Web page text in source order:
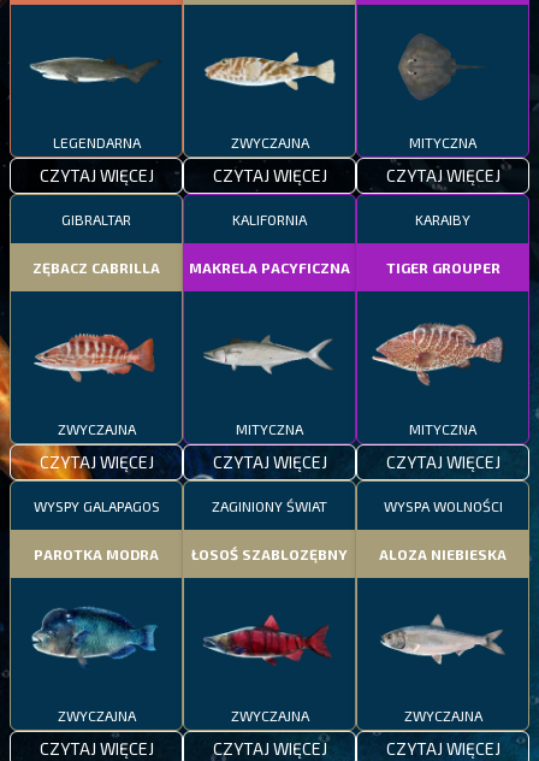
LEGENDARNA
CZYTAJ WIĘCEJ
ZWYCZAJNA
CZYTAJ WIĘCEJ
MITYCZNA
CZYTAJ WIĘCEJ
GIBRALTAR
ZĘBACZ CABRILLA
ZWYCZAJNA
CZYTAJ WIĘCEJ
KALIFORNIA
MAKRELA PACYFICZNA
MITYCZNA
CZYTAJ WIĘCEJ
KARAIBY
TIGER GROUPER
MITYCZNA
CZYTAJ WIĘCEJ
WYSPY GALAPAGOS
PAROTKA MODRA
ZWYCZAJNA
CZYTAJ WIĘCEJ
ZAGINIONY ŚWIAT
ŁOSOŚ SZABLOZĘBNY
ZWYCZAJNA
CZYTAJ WIĘCEJ
WYSPA WOLNOŚCI
ALOZA NIEBIESKA
ZWYCZAJNA
CZYTAJ WIĘCEJ